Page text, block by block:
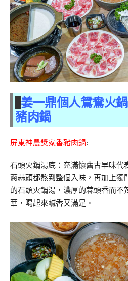
姜一鼎個人鴛鴦火
豬肉鍋
屏東神農獎家香豬肉鍋:
石頭火鍋湯底：充滿懷舊古早味代
蔥蒜頭都熬到整個入味，再加上獨
的石頭火鍋湯，濃厚的蒜頭香而不
華，喝起來鹹香又滿足。